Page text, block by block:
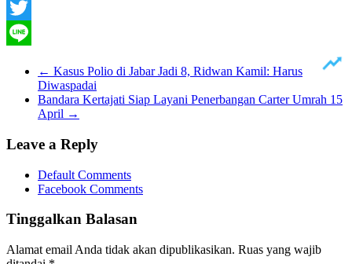
Facebook
Twitter
← Kasus Polio di Jabar Jadi 8, Ridwan Kamil: Harus
Diwaspadai
Bandara Kertajati Siap Layani Penerbangan Carter Umrah 15
April →
Leave a Reply
Default Comments
Facebook Comments
Tinggalkan Balasan
Alamat email Anda tidak akan dipublikasikan. Ruas yang wajib